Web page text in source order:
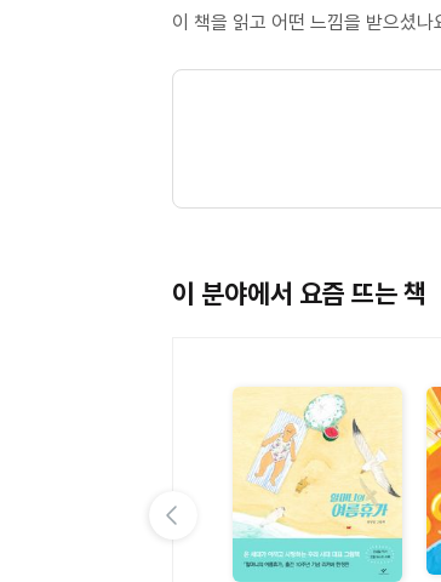
이 책을 읽고 어떤 느낌을 받으셨
이 분야에서 요즘 뜨는 책